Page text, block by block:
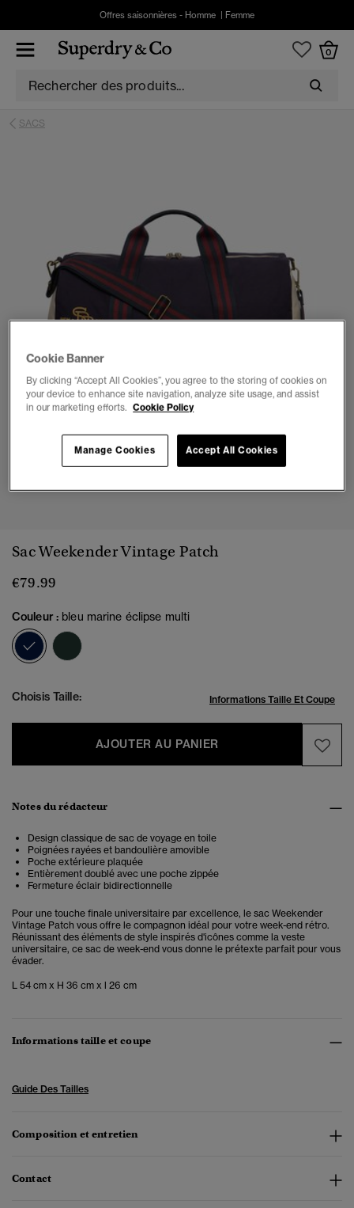
Offres saisonnières - Homme Femme
0
SACS
Sac Weekender Vintage Patch
€79.99
Couleur : bleu marine éclipse multi
sélectionné
Choisis Taille: Informations Taille Et Coupe
AJOUTER AU PANIER
Notes du rédacteur
Design classique de sac de voyage en toile
Poignées rayées et bandoulière amovible
Poche extérieure plaquée
Entièrement doublé avec une poche zippée
Fermeture éclair bidirectionnelle
Pour une touche finale universitaire par excellence, le sac Weekender
Vintage Patch vous offre le compagnon idéal pour votre week-end rétro.
Réunissant des éléments de style inspirés d'icônes comme la veste
universitaire, ce sac de week-end vous donne le prétexte parfait pour vous
évader.
L 54 cm x H 36 cm x l 26 cm
Informations taille et coupe
Guide Des Tailles
Composition et entretien
Contact
Cookie Banner
By clicking “Accept All Cookies”, you agree to the storing of cookies on
your device to enhance site navigation, analyze site usage, and assist
in our marketing efforts. Cookie Policy
Accept All Cookies
Manage Cookies